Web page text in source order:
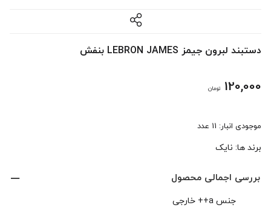
دستبند لبرون جیمز LEBRON JAMES بنفش
120,000 تومان
موجودی انبار: 11 عدد
برند ها: نایک
بررسی اجمالی محصول
جنس a++ خارجی